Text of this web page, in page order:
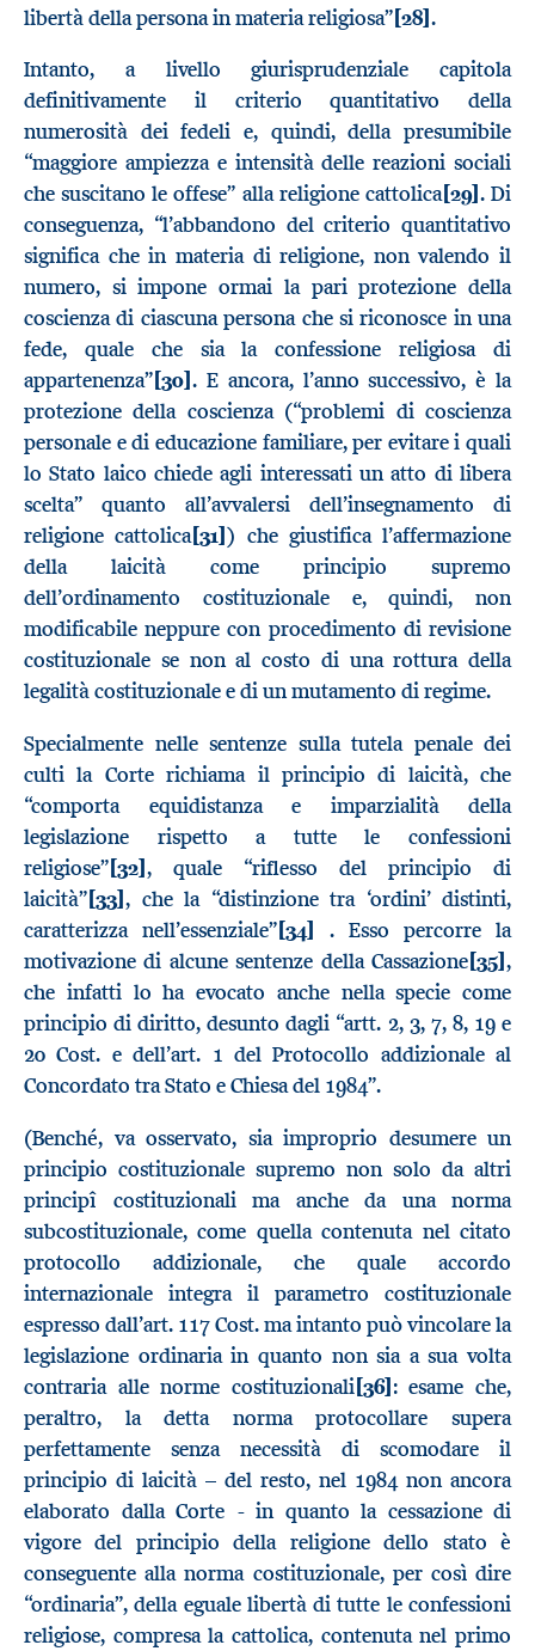
libertà della persona in materia religiosa”[28].
Intanto, a livello giurisprudenziale capitola
definitivamente il criterio quantitativo della
numerosità dei fedeli e, quindi, della presumibile
“maggiore ampiezza e intensità delle reazioni sociali
che suscitano le offese” alla religione cattolica[29]. Di
conseguenza, “l’abbandono del criterio quantitativo
significa che in materia di religione, non valendo il
numero, si impone ormai la pari protezione della
coscienza di ciascuna persona che si riconosce in una
fede, quale che sia la confessione religiosa di
appartenenza”[30]. E ancora, l’anno successivo, è la
protezione della coscienza (“problemi di coscienza
personale e di educazione familiare, per evitare i quali
lo Stato laico chiede agli interessati un atto di libera
scelta” quanto all’avvalersi dell’insegnamento di
religione cattolica[31]) che giustifica l’affermazione
della laicità come principio supremo
dell’ordinamento costituzionale e, quindi, non
modificabile neppure con procedimento di revisione
costituzionale se non al costo di una rottura della
legalità costituzionale e di un mutamento di regime.
Specialmente nelle sentenze sulla tutela penale dei
culti la Corte richiama il principio di laicità, che
“comporta equidistanza e imparzialità della
legislazione rispetto a tutte le confessioni
religiose”[32], quale “riflesso del principio di
laicità”[33], che la “distinzione tra ‘ordini’ distinti,
caratterizza nell’essenziale”[34]
. Esso percorre la
motivazione di alcune sentenze della Cassazione[35],
che infatti lo ha evocato anche nella specie come
principio di diritto, desunto dagli “artt. 2, 3, 7, 8, 19 e
20 Cost. e dell’art. 1 del Protocollo addizionale al
Concordato tra Stato e Chiesa del 1984”.
(Benché, va osservato, sia improprio desumere un
principio costituzionale supremo non solo da altri
principî costituzionali ma anche da una norma
subcostituzionale, come quella contenuta nel citato
protocollo addizionale, che quale accordo
internazionale integra il parametro costituzionale
espresso dall’art. 117 Cost. ma intanto può vincolare la
legislazione ordinaria in quanto non sia a sua volta
contraria alle norme costituzionali[36]: esame che,
peraltro, la detta norma protocollare supera
perfettamente senza necessità di scomodare il
principio di laicità – del resto, nel 1984 non ancora
elaborato dalla Corte - in quanto la cessazione di
vigore del principio della religione dello stato è
conseguente alla norma costituzionale, per così dire
“ordinaria”, della eguale libertà di tutte le confessioni
religiose, compresa la cattolica, contenuta nel primo